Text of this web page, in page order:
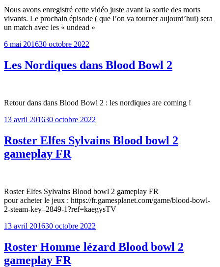
Nous avons enregistré cette vidéo juste avant la sortie des morts
vivants. Le prochain épisode ( que l’on va tourner aujourd’hui) sera
un match avec les « undead »
Publié
6 mai 201630 octobre 2022
Les Nordiques dans Blood Bowl 2
Retour dans dans Blood Bowl 2 : les nordiques are coming !
Publié
13 avril 201630 octobre 2022
Roster Elfes Sylvains Blood bowl 2
gameplay FR
Roster Elfes Sylvains Blood bowl 2 gameplay FR
pour acheter le jeux : https://fr.gamesplanet.com/game/blood-bowl-
2-steam-key–2849-1?ref=kaegysTV
Publié
13 avril 201630 octobre 2022
Roster Homme lézard Blood bowl 2
gameplay FR